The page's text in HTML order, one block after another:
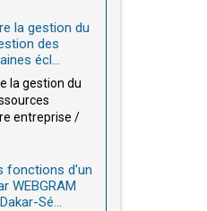
la gestion du
des
écl...
la gestion du
entreprise /
fonctions d'un
WEBGRAM
Sé...